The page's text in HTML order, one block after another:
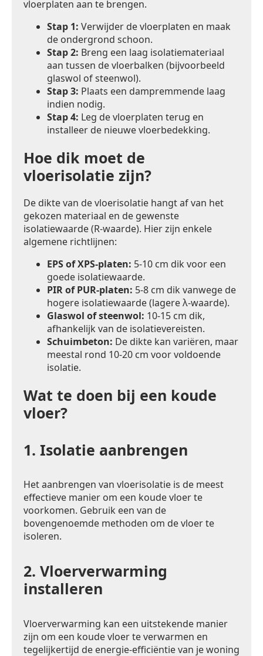
vloerplaten aan te brengen.
Stap 1: Verwijder de vloerplaten en maak
de ondergrond schoon.
Stap 2: Breng een laag isolatiemateriaal
aan tussen de vloerbalken (bijvoorbeeld
glaswol of steenwol).
Stap 3: Plaats een dampremmende laag
indien nodig.
Stap 4: Leg de vloerplaten terug en
installeer de nieuwe vloerbedekking.
Hoe dik moet de
vloerisolatie zijn?
De dikte van de vloerisolatie hangt af van het
gekozen materiaal en de gewenste
isolatiewaarde (R-waarde). Hier zijn enkele
algemene richtlijnen:
EPS of XPS-platen: 5-10 cm dik voor een
goede isolatiewaarde.
PIR of PUR-platen: 5-8 cm dik vanwege de
hogere isolatiewaarde (lagere λ-waarde).
Glaswol of steenwol: 10-15 cm dik,
afhankelijk van de isolatievereisten.
Schuimbeton: De dikte kan variëren, maar
meestal rond 10-20 cm voor voldoende
isolatie.
Wat te doen bij een koude
vloer?
1. Isolatie aanbrengen
Het aanbrengen van vloerisolatie is de meest
effectieve manier om een koude vloer te
voorkomen. Gebruik een van de
bovengenoemde methoden om de vloer te
isoleren.
2. Vloerverwarming
installeren
Vloerverwarming kan een uitstekende manier
zijn om een koude vloer te verwarmen en
tegelijkertijd de energie-efficiëntie van je woning